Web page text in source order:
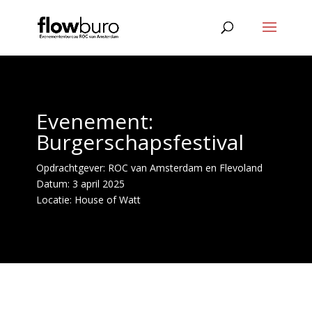
Evenement:
Burgerschapsfestival
Opdrachtgever: ROC van Amsterdam en Flevoland
Datum: 3 april 2025
Locatie: House of Watt